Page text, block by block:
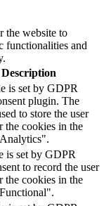
the website to
functionalities and
Description
is set by GDPR
plugin. The
to store the user
the cookies in the
is set by GDPR
to record the user
the cookies in the